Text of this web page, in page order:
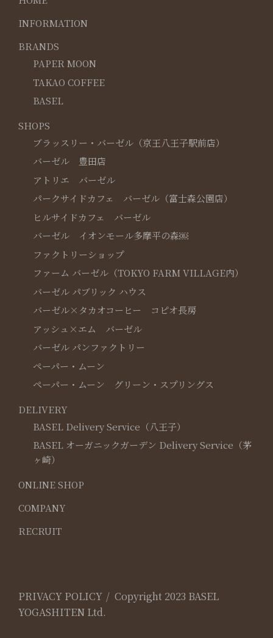
INFORMATION
BRANDS
PAPER MOON
TAKAO COFFEE
BASEL
SHOPS
ブラッスリー・バーゼル（京王八王子駅前店）
バーゼル 豊田店
アトリエ バーゼル
パークサイドカフェ バーゼル（富士森公園店）
ヒルサイドカフェ バーゼル
バーゼル イオンモール多摩平の森￼
ファクトリーショップ
ファーム バーゼル（TOKYO FARM VILLAGE内）
バーゼル パブリック ハウス
バーゼル×タカオコーヒー コピオ長房
アッシュ×エム バーゼル
バーゼル パンファクトリー
ペーパー・ムーン
ペーパー・ムーン グリーン・スプリングス
DELIVERY
BASEL Delivery Service（八王子）
BASEL オーガニックガーデン Delivery Service（茅
ヶ崎）
ONLINE SHOP
COMPANY
RECRUIT
PRIVACY POLICY
Copyright 2023 BASEL
YOGASHITEN Ltd.